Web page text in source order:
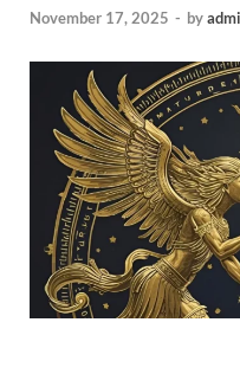
November 17, 2025 - by